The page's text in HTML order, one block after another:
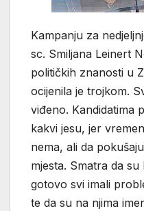
Kampanju za
sc. Smiljana Leinert
političkih znanosti u
ocijenila je trojkom.
viđeno. Kandidatima
kakvi jesu, jer
nema, ali da
mjesta. Smatra da
gotovo svi imali
te da su na njima